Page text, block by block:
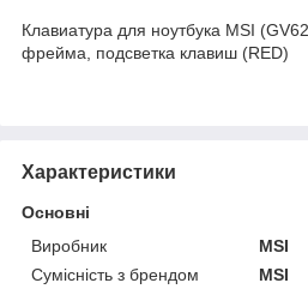
Клавиатура для ноутбука MSI
фрейма, подсветка клавиш (RED)
Характеристики
Основні
Виробник
MSI
Сумісність з брендом
MSI